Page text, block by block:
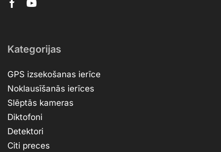
Kategorijas
GPS izsekošanas ierīce
Noklausīšanās ierīces
Slēptās kameras
Diktofoni
Detektori
Citi preces